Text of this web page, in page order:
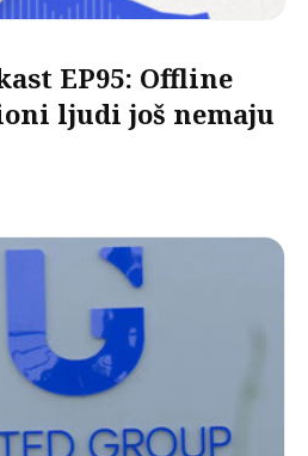
EP95: Offline
ljudi još nemaju